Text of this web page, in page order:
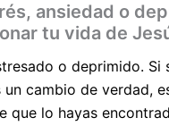
ansiedad o
tu vida de
o deprimido. Si
cambio de verdad,
que lo hayas